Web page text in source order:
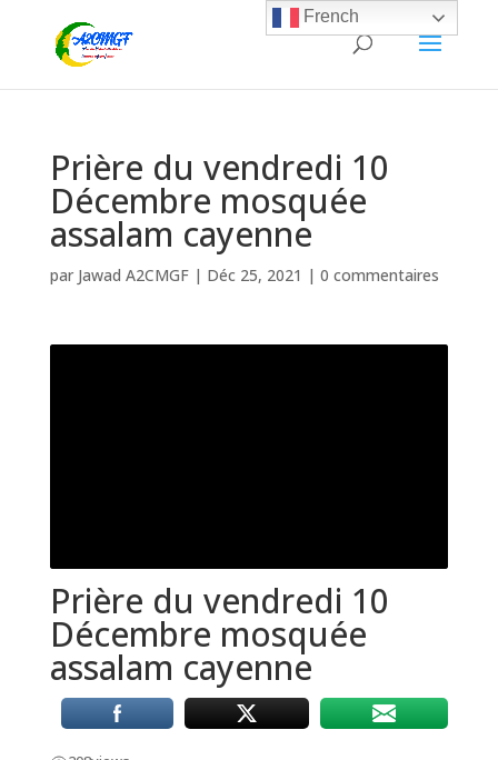
Prière du vendredi 10
Décembre mosquée
assalam cayenne
par Jawad A2CMGF| Déc 25, 2021 | 0 commentaires
Prière du vendredi 10
Décembre mosquée
assalam cayenne
French